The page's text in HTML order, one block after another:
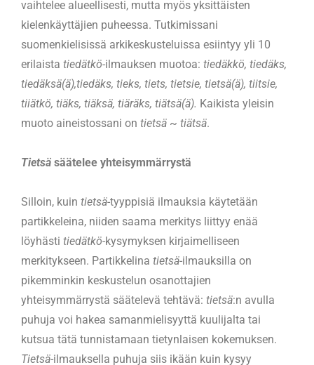
vaihtelee alueellisesti, mutta myös yksittäisten
kielenkäyttäjien puheessa. Tutkimissani
suomenkielisissä arkikeskusteluissa esiintyy yli 10
erilaista tiedätkö-ilmauksen muotoa: tiedäkkö, tiedäks,
tiedäksä(ä),tiedäks, tieks, tiets, tietsie, tietsä(ä), tiitsie,
tiiätkö, tiäks, tiäksä, tiäräks, tiätsä(ä). Kaikista yleisin
muoto aineistossani on tietsä ~ tiätsä.
Tietsä säätelee yhteisymmärrystä
Silloin, kuin tietsä-tyyppisiä ilmauksia käytetään
partikkeleina, niiden saama merkitys liittyy enää
löyhästi tiedätkö-kysymyksen kirjaimelliseen
merkitykseen. Partikkelina tietsä-ilmauksilla on
pikemminkin keskustelun osanottajien
yhteisymmärrystä säätelevä tehtävä: tietsä:n avulla
puhuja voi hakea samanmielisyyttä kuulijalta tai
kutsua tätä tunnistamaan tietynlaisen kokemuksen.
Tietsä-ilmauksella puhuja siis ikään kuin kysyy